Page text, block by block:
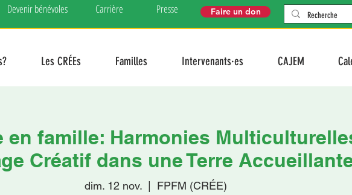
Devenir bénévoles Carrière Presse Faire un don
Les CRÉEs Familles Intervenants·es CAJEM
en famille: Harmonies
Créatif dans une Terre
dim. 12 nov.
  |
FPFM (CRÉE)